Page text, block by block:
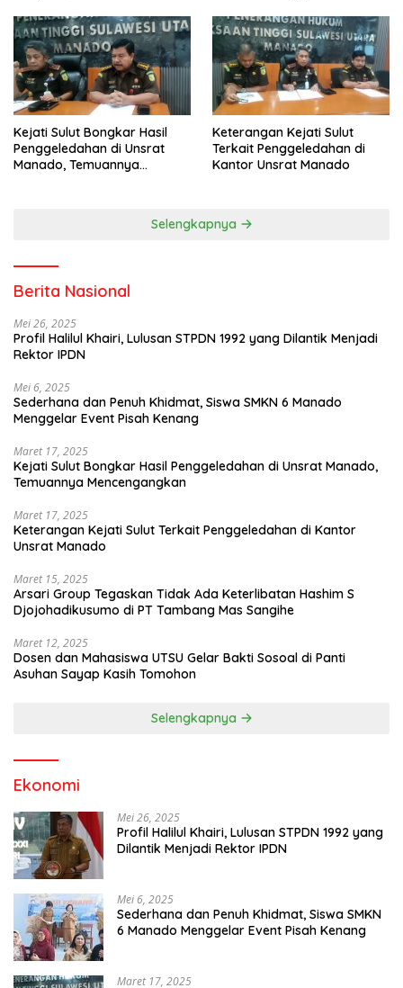
Kejati Sulut Bongkar Hasil
Penggeledahan di Unsrat
Manado, Temuannya
Keterangan Kejati Sulut
Terkait Penggeledahan di
Kantor Unsrat Manado
Selengkapnya
Berita Nasional
Mei 26, 2025
Profil Halilul Khairi, Lulusan STPDN 1992 yang Dilantik Menjadi
Rektor IPDN
Mei 6, 2025
Sederhana dan Penuh Khidmat, Siswa SMKN 6 Manado
Menggelar Event Pisah Kenang
Maret 17, 2025
Kejati Sulut Bongkar Hasil Penggeledahan di Unsrat Manado,
Temuannya Mencengangkan
Maret 17, 2025
Keterangan Kejati Sulut Terkait Penggeledahan di Kantor
Unsrat Manado
Maret 15, 2025
Arsari Group Tegaskan Tidak Ada Keterlibatan Hashim S
Djojohadikusumo di PT Tambang Mas Sangihe
Maret 12, 2025
Dosen dan Mahasiswa UTSU Gelar Bakti Sosoal di Panti
Asuhan Sayap Kasih Tomohon
Selengkapnya
Ekonomi
Mei 26, 2025
Profil Halilul Khairi, Lulusan STPDN 1992 yang
Dilantik Menjadi Rektor IPDN
Mei 6, 2025
Sederhana dan Penuh Khidmat, Siswa SMKN
6 Manado Menggelar Event Pisah Kenang
Maret 17, 2025